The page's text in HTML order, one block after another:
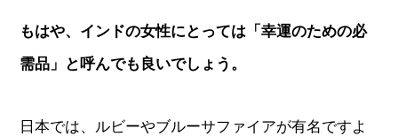
もはや、インドの女性にとっては「幸運のための必
需品」と呼んでも良いでしょう。
日本では、ルビーやブルーサファイアが有名ですよ